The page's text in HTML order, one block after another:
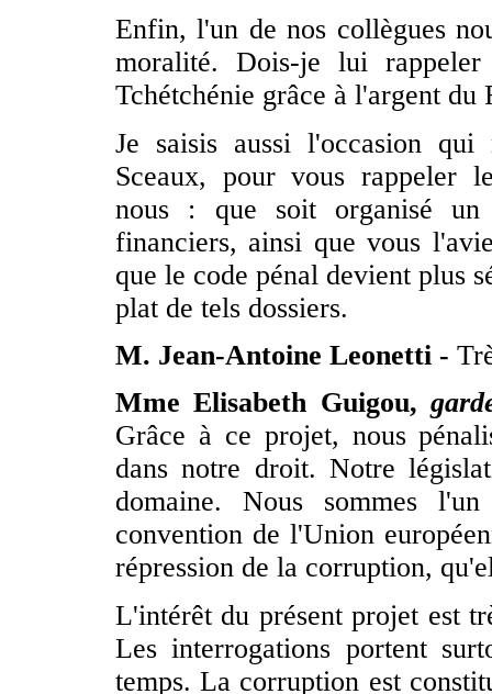
Enfin, l'un de nos collègues
moralité. Dois-je lui
Tchétchénie grâce à l'argent du
Je saisis aussi l'occasion
Sceaux, pour vous rappeler
nous : que soit organisé
financiers, ainsi que vous
que le code pénal devient plus
plat de tels dossiers.
M. Jean-Antoine Leonetti -
Mme Elisabeth Guigou,
Grâce à ce projet, nous
dans notre droit. Notre
domaine. Nous sommes
convention de l'Union
répression de la corruption,
L'intérêt du présent projet est
Les interrogations portent
temps. La corruption est